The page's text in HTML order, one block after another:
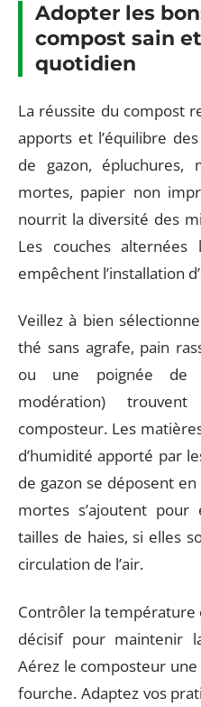
Adopter les
compost sain
quotidien
La réussite du compost
apports et l’équilibre
de gazon,
mortes, papier non
nourrit la diversité des
Les couches
empêchent l’installation
Veillez à bien
thé sans agrafe, pain
ou une poignée de
modération)
composteur. Les
d’humidité apporté par
de gazon se déposent
mortes s’ajoutent
tailles de haies, si elles
circulation de l’air.
Contrôler la température
décisif pour maintenir
Aérez le composteur
fourche. Adaptez vos